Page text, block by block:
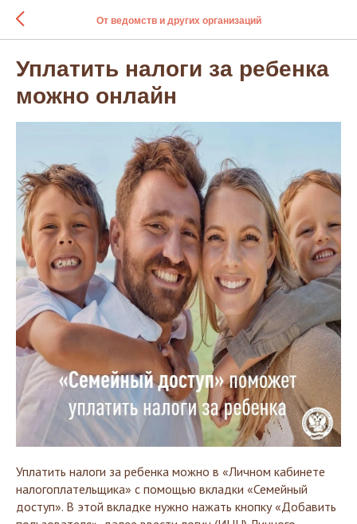
От ведомств и других организаций
Уплатить налоги за ребенка
можно онлайн
Уплатить налоги за ребенка можно в «Личном кабинете
налогоплательщика» с помощью вкладки «Семейный
доступ». В этой вкладке нужно нажать кнопку «Добавить